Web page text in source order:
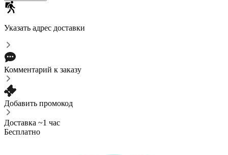
Указать адрес доставки
Комментарий к заказу
Добавить промокод
Доставка ~1 час
Бесплатно